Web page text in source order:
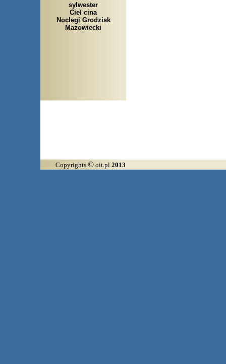
sylwester
Ciel cina
Noclegi Grodzisk
Mazowiecki
Copyrights © oit.pl 2013